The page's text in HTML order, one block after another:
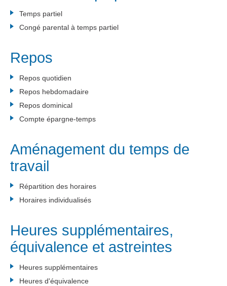
Temps partiel
Congé parental à temps partiel
Repos
Repos quotidien
Repos hebdomadaire
Repos dominical
Compte épargne-temps
Aménagement du temps de
travail
Répartition des horaires
Horaires individualisés
Heures supplémentaires,
équivalence et astreintes
Heures supplémentaires
Heures d'équivalence